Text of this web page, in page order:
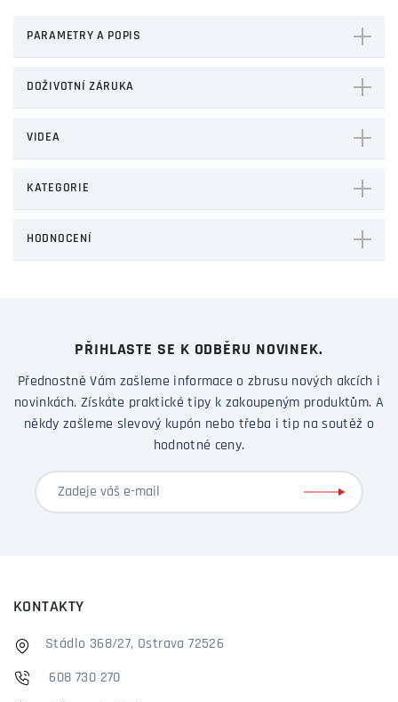
PARAMETRY A POPIS
DOŽIVOTNÍ ZÁRUKA
VIDEA
KATEGORIE
HODNOCENÍ
PŘIHLASTE SE K ODBĚRU NOVINEK.
Přednostně Vám zašleme informace o zbrusu nových akcích i
novinkách. Získáte praktické tipy k zakoupeným produktům. A
někdy zašleme slevový kupón nebo třeba i tip na soutěž o
hodnotné ceny.
KONTAKTY
Stádlo 368/27, Ostrava 72526
608 730 270